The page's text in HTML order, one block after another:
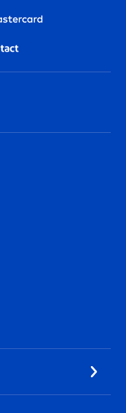
2100 Le
Le
La